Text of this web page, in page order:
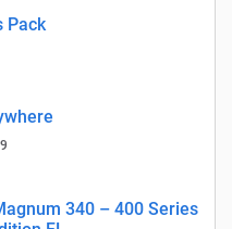
Pack
340 – 400 Series